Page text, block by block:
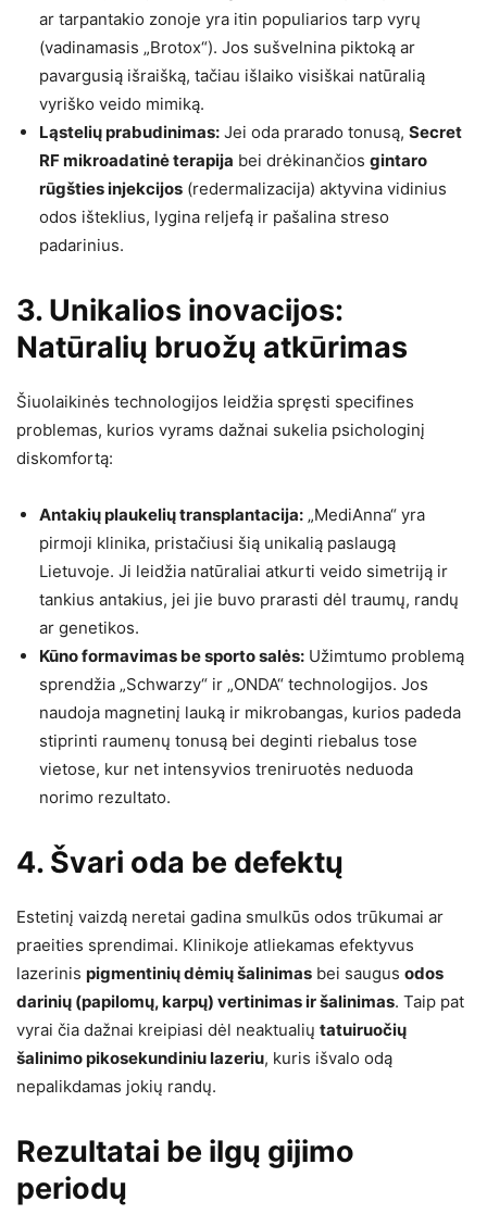
ar tarpantakio zonoje yra itin populiarios tarp vyrų
(vadinamasis „Brotox“). Jos sušvelnina piktoką ar
pavargusią išraišką, tačiau išlaiko visiškai natūralią
vyriško veido mimiką.
Ląstelių prabudinimas: Jei oda prarado tonusą, Secret
RF mikroadatinė terapija bei drėkinančios gintaro
rūgšties injekcijos (redermalizacija) aktyvina vidinius
odos išteklius, lygina reljefą ir pašalina streso
padarinius.
3. Unikalios inovacijos:
Natūralių bruožų atkūrimas
Šiuolaikinės technologijos leidžia spręsti specifines
problemas, kurios vyrams dažnai sukelia psichologinį
diskomfortą:
Antakių plaukelių transplantacija: „MediAnna“ yra
pirmoji klinika, pristačiusi šią unikalią paslaugą
Lietuvoje. Ji leidžia natūraliai atkurti veido simetriją ir
tankius antakius, jei jie buvo prarasti dėl traumų, randų
ar genetikos.
Kūno formavimas be sporto salės: Užimtumo problemą
sprendžia „Schwarzy“ ir „ONDA“ technologijos. Jos
naudoja magnetinį lauką ir mikrobangas, kurios padeda
stiprinti raumenų tonusą bei deginti riebalus tose
vietose, kur net intensyvios treniruotės neduoda
norimo rezultato.
4. Švari oda be defektų
Estetinį vaizdą neretai gadina smulkūs odos trūkumai ar
praeities sprendimai. Klinikoje atliekamas efektyvus
lazerinis pigmentinių dėmių šalinimas bei saugus odos
darinių (papilomų, karpų) vertinimas ir šalinimas. Taip pat
vyrai čia dažnai kreipiasi dėl neaktualių tatuiruočių
šalinimo pikosekundiniu lazeriu, kuris išvalo odą
nepalikdamas jokių randų.
Rezultatai be ilgų gijimo
periodų